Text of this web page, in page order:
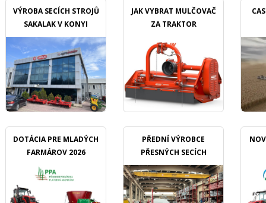
VÝROBA SECÍCH STROJŮ
SAKALAK V KONYI
JAK VYBRAT MULČOVAČ
ZA TRAKTOR
DOTÁCIA PRE MLADÝCH
FARMÁROV 2026
PŘEDNÍ VÝROBCE
PŘESNÝCH SECÍCH
STROJŮ OZDOKEN